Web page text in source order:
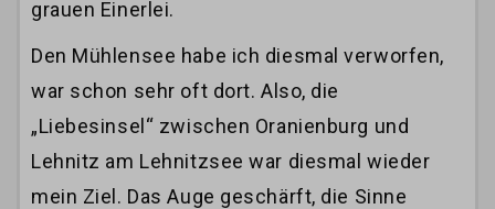
grauen Einerlei.
Den Mühlensee habe ich diesmal verworfen,
war schon sehr oft dort. Also, die
„Liebesinsel“ zwischen Oranienburg und
Lehnitz am Lehnitzsee war diesmal wieder
mein Ziel. Das Auge geschärft, die Sinne